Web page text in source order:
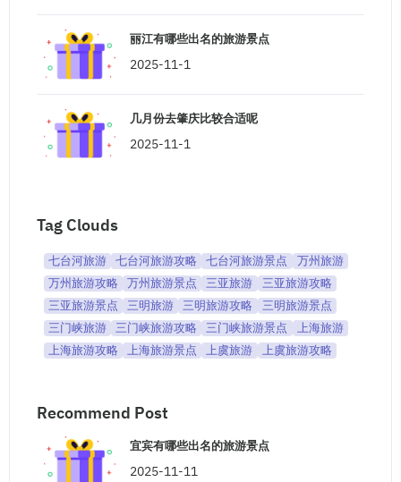
丽江有哪些出名的旅游景点
2025-11-1
几月份去肇庆比较合适呢
2025-11-1
Tag Clouds
七台河旅游 七台河旅游攻略 七台河旅游景点
万州旅游
万州旅游攻略
万州旅游景点 三亚旅游
三亚旅游攻略
三亚旅游景点
三明旅游 三明旅游攻略
三明旅游景点
三门峡旅游
三门峡旅游攻略 三门峡旅游景点
上海旅游
上海旅游攻略
上海旅游景点 上虞旅游 上虞旅游攻略
Recommend Post
宜宾有哪些出名的旅游景点
2025-11-11